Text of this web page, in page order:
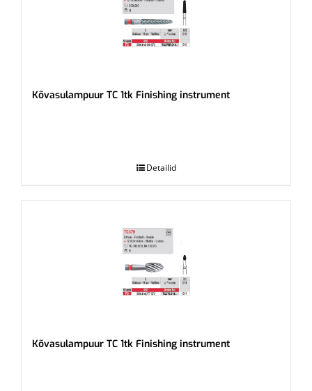
Kõvasulampuur TC 1tk Finishing instrument
Detailid
Kõvasulampuur TC 1tk Finishing instrument